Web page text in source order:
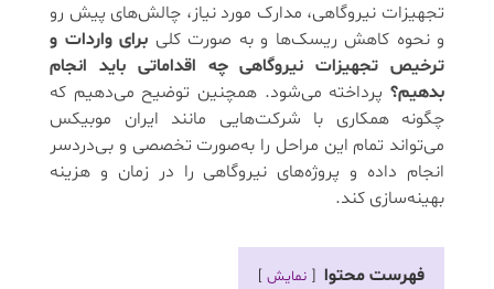
تجهیزات نیروگاهی، مدارک مورد نیاز، چالش‌های پیش رو
و نحوه کاهش ریسک‌ها و به صورت کلی برای واردات و
ترخیص تجهیزات نیروگاهی چه اقداماتی باید انجام
بدهیم؟ پرداخته می‌شود. همچنین توضیح می‌دهیم که
چگونه همکاری با شرکت‌هایی مانند ایران موبیکس
می‌تواند تمام این مراحل را به‌صورت تخصصی و بی‌دردسر
انجام داده و پروژه‌های نیروگاهی را در زمان و هزینه
بهینه‌سازی کند.
فهرست محتوا نمایش